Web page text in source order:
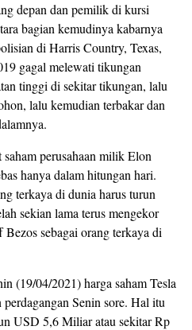
depan dan pemilik di kursi
bagian kemudinya kabarnya
di Harris Country, Texas,
gagal melewati tikungan
tinggi di sekitar tikungan, lalu
lalu kemudian terbakar dan
perusahaan milik Elon
hanya dalam hitungan hari.
terkaya di dunia harus turun
sekian lama terus mengekor
sebagai orang terkaya di
(19/04/2021) harga saham Tesla
Senin sore. Hal itu
USD 5,6 Miliar atau sekitar Rp